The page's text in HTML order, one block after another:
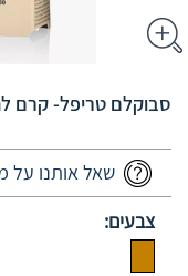
סבוקלם טריפל- קרם
שאל אותנו על
צבעים: